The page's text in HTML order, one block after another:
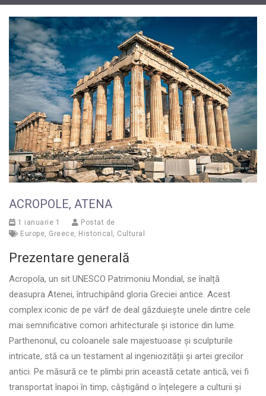
ACROPOLE, ATENA
1 ianuarie 1
Postat de
Europe Greece Historical Cultural
Prezentare generală
Acropola, un sit UNESCO Patrimoniu Mondial, se înalță
deasupra Atenei, întruchipând gloria Greciei antice. Acest
complex iconic de pe vârf de deal găzduiește unele dintre cele
mai semnificative comori arhitecturale și istorice din lume.
Parthenonul, cu coloanele sale majestuoase și sculpturile
intricate, stă ca un testament al ingeniozității și artei grecilor
antici. Pe măsură ce te plimbi prin această cetate antică, vei fi
transportat înapoi în timp, câștigând o înțelegere a culturii și